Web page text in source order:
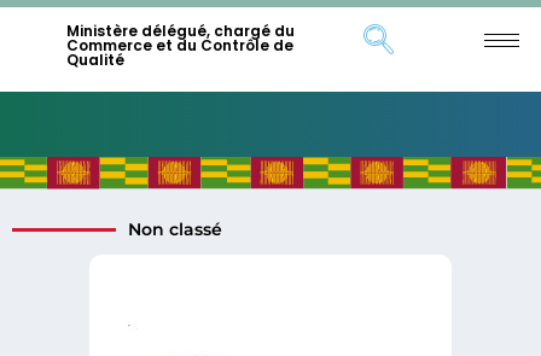
Ministère délégué, chargé du
Commerce et du Contrôle de
Qualité
Non classé